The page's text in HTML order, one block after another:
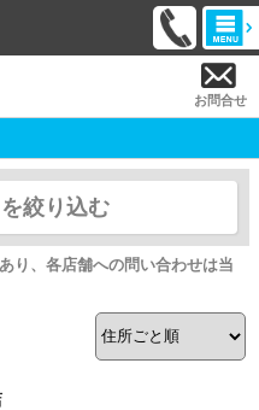
お問合せ
絞り込む
り、各店舗への問い合わせは当